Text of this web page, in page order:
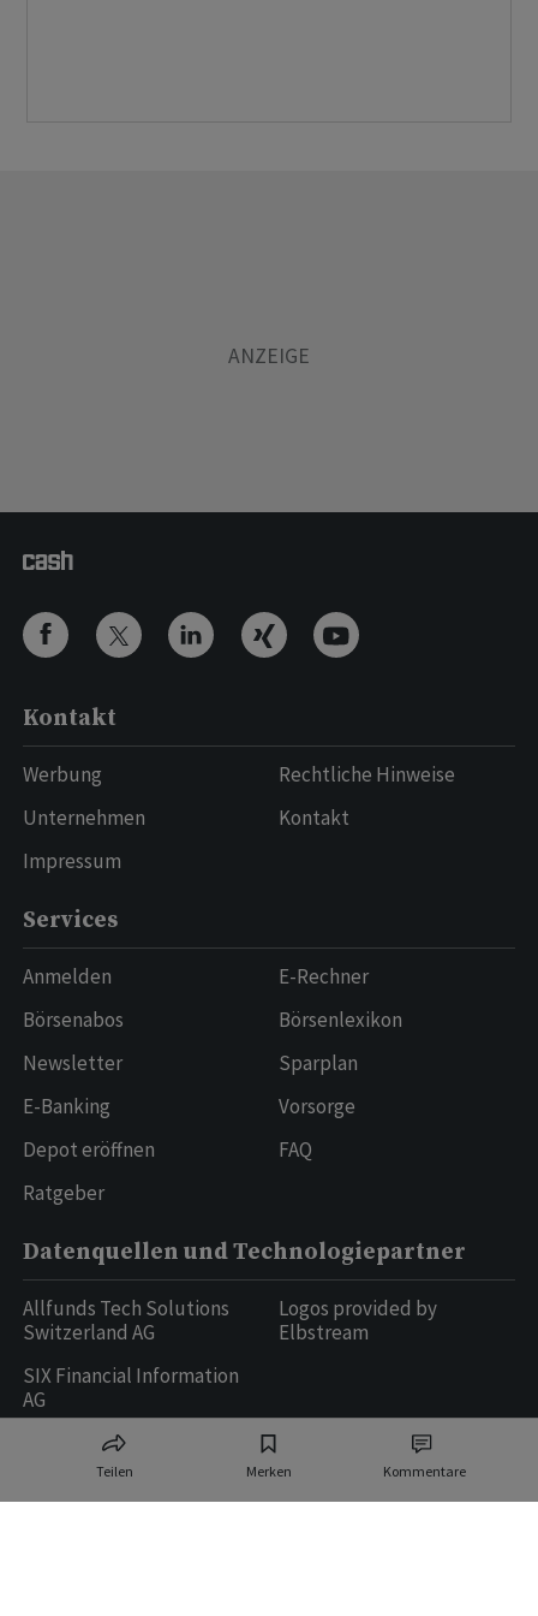
Teilen Merken Kommentare
Kontakt
Werbung
Unternehmen
Impressum
Rechtliche Hinweise
Kontakt
Services
Anmelden
Börsenabos
Newsletter
E-Banking
Depot eröffnen
Ratgeber
E-Rechner
Börsenlexikon
Sparplan
Vorsorge
FAQ
Datenquellen und Technologiepartner
Allfunds Tech Solutions
Switzerland AG
SIX Financial Information
AG
Logos provided by
Elbstream